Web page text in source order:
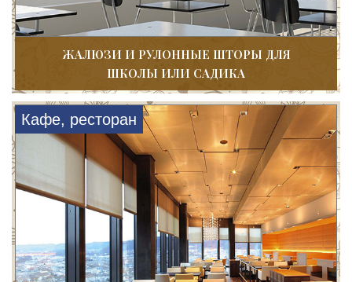
ЖАЛЮЗИ И РУЛОННЫЕ ШТОРЫ ДЛЯ
ШКОЛЫ ИЛИ САДИКА
Кафе, ресторан